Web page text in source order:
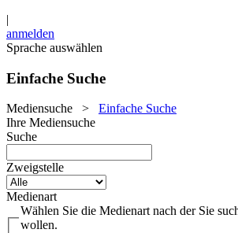
|
anmelden
Sprache auswählen
Einfache Suche
Mediensuche > Einfache Suche
Ihre Mediensuche
Suche
Zweigstelle
Medienart
Wählen Sie die Medienart nach der Sie
wollen.